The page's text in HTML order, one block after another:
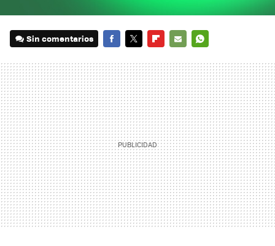
Sin comentarios
MAIL